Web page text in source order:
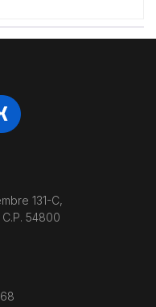
131-C,
54800